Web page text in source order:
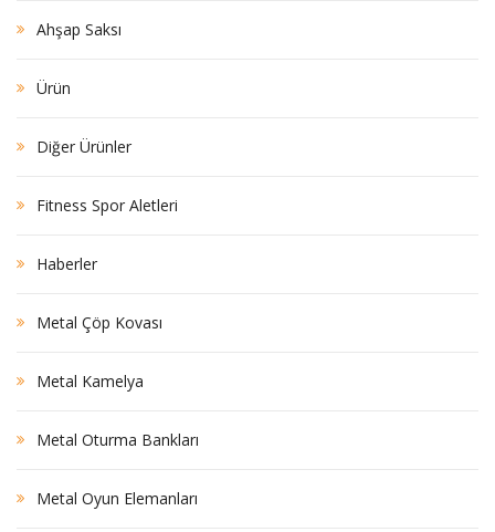
Ahşap Saksı
Ürün
Diğer Ürünler
Fitness Spor Aletleri
Haberler
Metal Çöp Kovası
Metal Kamelya
Metal Oturma Bankları
Metal Oyun Elemanları